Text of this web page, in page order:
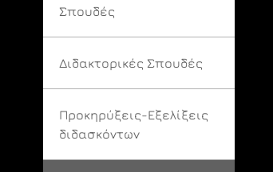
Σπουδές
Διδακτορικές Σπουδές
Προκηρύξεις-Εξελίξεις
διδασκόντων